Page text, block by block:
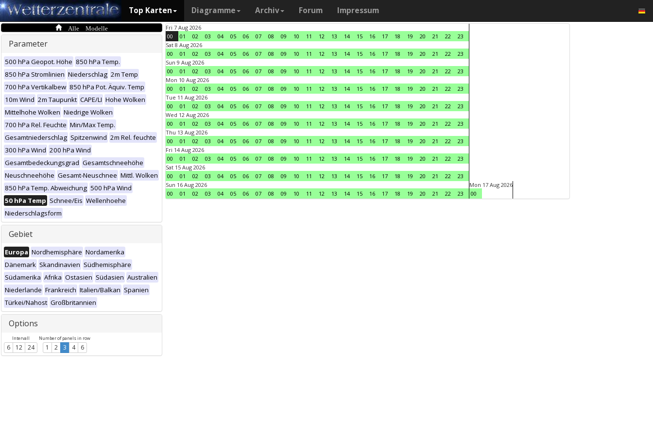
Top Karten Diagramme Archiv Forum Impressum
Alle Modelle
Parameter
500 hPa Geopot. Höhe 850 hPa Temp.
850 hPa Stromlinien Niederschlag 2m Temp
700 hPa Vertikalbew 850 hPa Pot. Äquiv. Temp
10m Wind 2m Taupunkt CAPE/LI Hohe Wolken
Mittelhohe Wolken Niedrige Wolken
700 hPa Rel. Feuchte Min/Max Temp.
Gesamtniederschlag Spitzenwind 2m Rel. feuchte
300 hPa Wind 200 hPa Wind
Gesamtbedeckungsgrad Gesamtschneehöhe
Neuschneehöhe Gesamt-Neuschnee Mittl. Wolken
850 hPa Temp. Abweichung 500 hPa Wind
50 hPa Temp Schnee/Eis Wellenhoehe
Niederschlagsform
Gebiet
Europa Nordhemisphäre Nordamerika
Dänemark Skandinavien Südhemisphäre
Südamerika Afrika Ostasien Südasien Australien
Niederlande Frankreich Italien/Balkan Spanien
Türkei/Nahost Großbritannien
Options
Intervall
6 12 24
Number of panels in row
1 2 3 4 6
Fri 7 Aug 2026
00
01 02 03 04 05 06 07 08 09 10 11 12 13 14 15 16 17 18 19 20 21 22
23
Sat 8 Aug 2026
00
01 02 03 04 05 06 07 08 09 10 11 12 13 14 15 16 17 18 19 20 21 22
23
Sun 9 Aug 2026
00
01 02 03 04 05 06 07 08 09 10 11 12 13 14 15 16 17 18 19 20 21 22
23
Mon 10 Aug 2026
00
01 02 03 04 05 06 07 08 09 10 11 12 13 14 15 16 17 18 19 20 21 22
23
Tue 11 Aug 2026
00
01 02 03 04 05 06 07 08 09 10 11 12 13 14 15 16 17 18 19 20 21 22
23
Wed 12 Aug 2026
00
01 02 03 04 05 06 07 08 09 10 11 12 13 14 15 16 17 18 19 20 21 22
23
Thu 13 Aug 2026
00
01 02 03 04 05 06 07 08 09 10 11 12 13 14 15 16 17 18 19 20 21 22
23
Fri 14 Aug 2026
00
01 02 03 04 05 06 07 08 09 10 11 12 13 14 15 16 17 18 19 20 21 22
23
Sat 15 Aug 2026
00
01 02 03 04 05 06 07 08 09 10 11 12 13 14 15 16 17 18 19 20 21 22
23
Sun 16 Aug 2026
00
01 02 03 04 05 06 07 08 09 10 11 12 13 14 15 16 17 18 19 20 21 22 23
Mon 17 Aug 2026
00